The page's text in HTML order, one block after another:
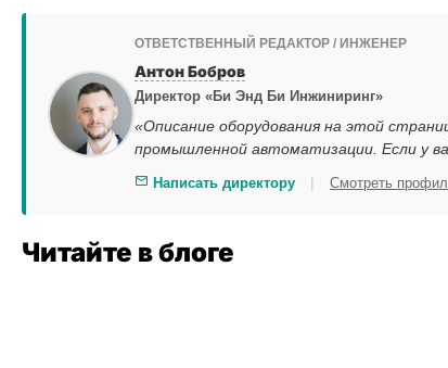
ОТВЕТСТВЕННЫЙ РЕДАКТОР / ИНЖЕНЕР
Антон Бобров
Директор «Би Энд Би Инжиниринг»
«Описание оборудования на этой
промышленной автоматизации. Если у
Написать директору | Смотреть
Читайте в блоге